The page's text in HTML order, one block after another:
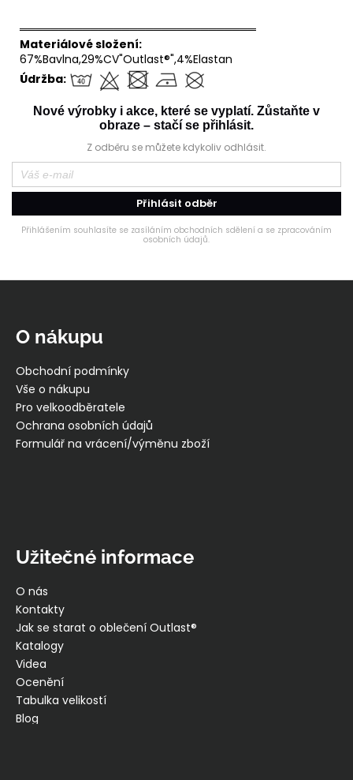
══════════════════════════════
Materiálové složení:
67%Bavlna,29%CV"Outlast®",4%Elastan
Údržba:
Nové výrobky i akce, které se vyplatí. Zůstaňte v
obraze – stačí se přihlásit.
Z odběru se můžete kdykoliv odhlásit.
Přihlásit odběr
Přihlášením souhlasíte se zasíláním obchodních sdělení a se zpracováním
osobních údajů.
O nákupu
Obchodní podmínky
Vše o nákupu
Pro velkoodběratele
Ochrana osobních údajů
Formulář na vrácení/výměnu zboží
Užitečné informace
O nás
Kontakty
Jak se starat o oblečení Outlast®
Katalogy
Videa
Ocenění
Tabulka velikostí
Blog